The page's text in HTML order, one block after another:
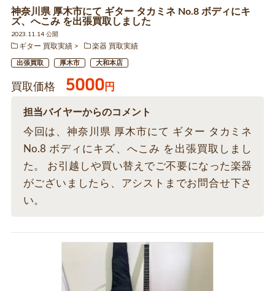
神奈川県 厚木市にて ギター タカミネ No.8 ボディにキ
ズ、へこみ を出張買取しました
2023.11.14 公開
ギター 買取実績
楽器 買取実績
出張買取 厚木市 大和本店
買取価格 5000円
担当バイヤーからのコメント
今回は、神奈川県 厚木市にて ギター タカミネ
No.8 ボディにキズ、へこみ を出張買取しまし
た。 お引越しや買い替えでご不要になった楽器
がございましたら、アシストまでお問合せ下さ
い。